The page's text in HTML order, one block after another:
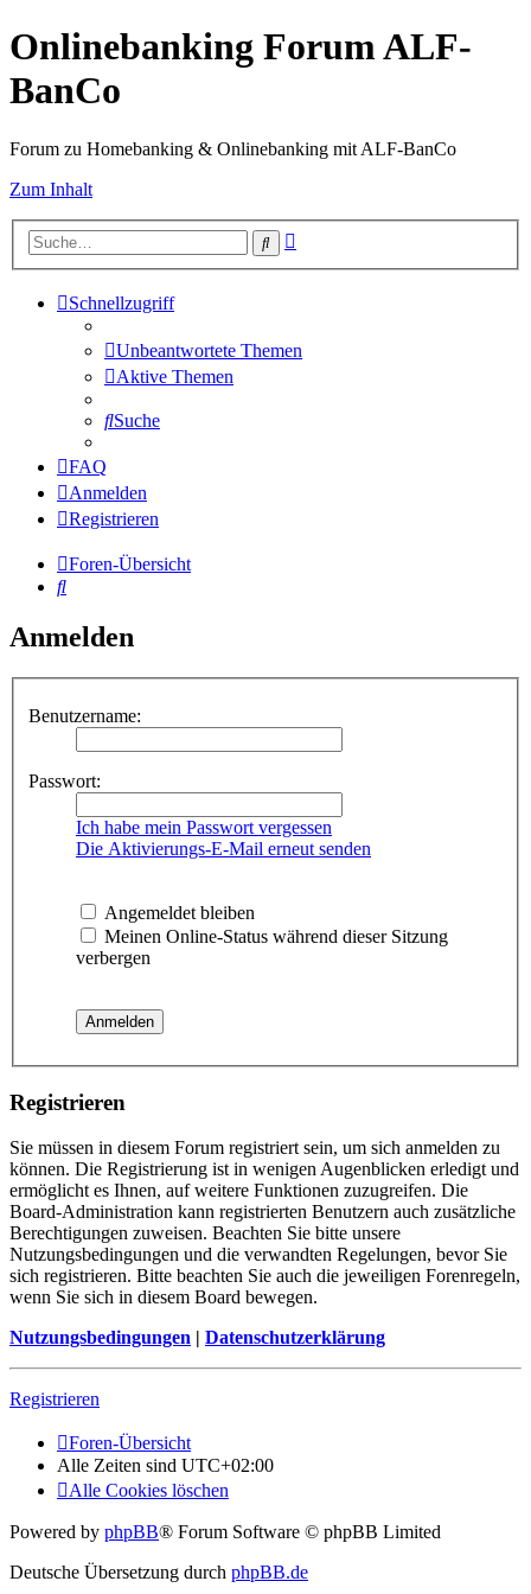
Onlinebanking Forum ALF-
BanCo
Forum zu Homebanking & Onlinebanking mit ALF-BanCo
Zum Inhalt
Suche
Schnellzugriff
Unbeantwortete Themen
Aktive Themen
Suche
FAQ
Anmelden
Registrieren
Foren-Übersicht
Suche
Anmelden
Benutzername:
Passwort:
Ich habe mein Passwort vergessen
Die Aktivierungs-E-Mail erneut senden
Angemeldet bleiben
Meinen Online-Status während dieser Sitzung
verbergen
Registrieren
Sie müssen in diesem Forum registriert sein, um sich anmelden zu
können. Die Registrierung ist in wenigen Augenblicken erledigt und
ermöglicht es Ihnen, auf weitere Funktionen zuzugreifen. Die
Board-Administration kann registrierten Benutzern auch zusätzliche
Berechtigungen zuweisen. Beachten Sie bitte unsere
Nutzungsbedingungen und die verwandten Regelungen, bevor Sie
sich registrieren. Bitte beachten Sie auch die jeweiligen Forenregeln,
wenn Sie sich in diesem Board bewegen.
Nutzungsbedingungen | Datenschutzerklärung
Registrieren
Foren-Übersicht
Alle Zeiten sind UTC+02:00
Alle Cookies löschen
Powered by phpBB® Forum Software © phpBB Limited
Deutsche Übersetzung durch phpBB.de